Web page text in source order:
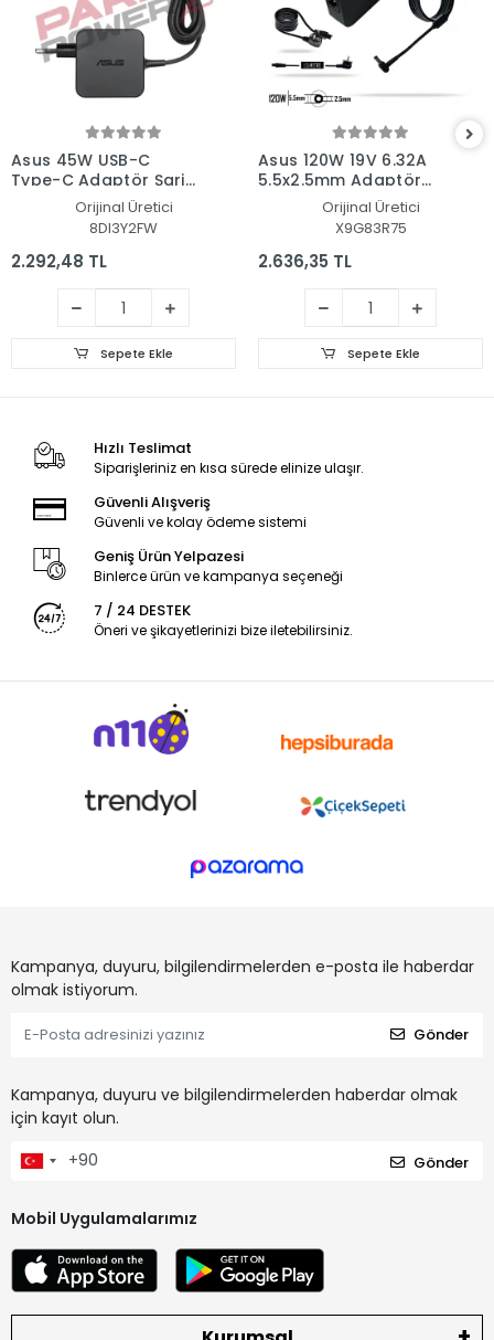
Asus 45W USB-C
Type-C Adaptör Şarj
Aleti-CihazıOrijinal Üretici
8DI3Y2FW
2.292,48 TL
Sepete Ekle
Asus 120W 19V 6.32A
5.5x2.5mm Adaptör
Şarj Aleti-Cihazı
Orijinal Üretici
X9G83R75
2.636,35 TL
Sepete Ekle
Hızlı Teslimat
Siparişleriniz en kısa sürede elinize ulaşır.
Güvenli Alışveriş
Güvenli ve kolay ödeme sistemi
Geniş Ürün Yelpazesi
Binlerce ürün ve kampanya seçeneği
7 / 24 DESTEK
Öneri ve şikayetlerinizi bize iletebilirsiniz.
Kampanya, duyuru, bilgilendirmelerden e-posta ile haberdar
olmak istiyorum.
Gönder
Kampanya, duyuru ve bilgilendirmelerden haberdar olmak
için kayıt olun.
Gönder
Mobil Uygulamalarımız